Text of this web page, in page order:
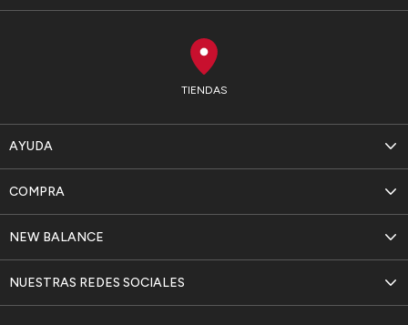
TIENDAS
AYUDA
NEW BALANCE
COMPRA
NUESTRAS REDES SOCIALES